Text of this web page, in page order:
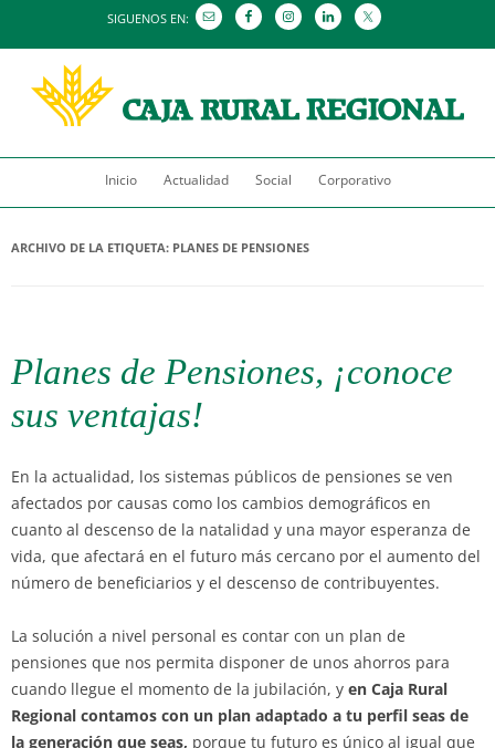
SIGUENOS EN:
Saltar
al
Inicio Actualidad Social Corporativo
ARCHIVO DE LA ETIQUETA: PLANES DE PENSIONES
Planes de Pensiones, ¡conoce
sus ventajas!
En la actualidad, los sistemas públicos de pensiones se ven
afectados por causas como los cambios demográficos en
cuanto al descenso de la natalidad y una mayor esperanza de
vida, que afectará en el futuro más cercano por el aumento del
número de beneficiarios y el descenso de contribuyentes.
La solución a nivel personal es contar con un plan de
pensiones que nos permita disponer de unos ahorros para
cuando llegue el momento de la jubilación, y en Caja Rural
Regional contamos con un plan adaptado a tu perfil seas de
la generación que seas, porque tu futuro es único al igual que